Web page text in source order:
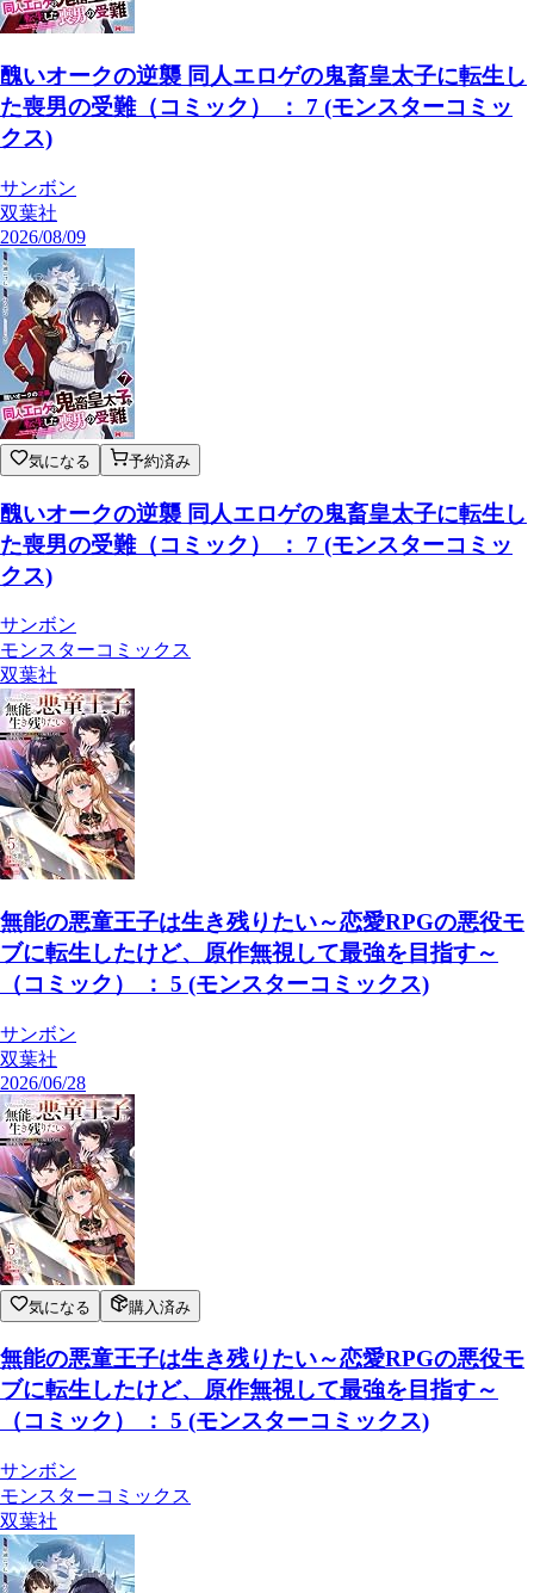
醜いオークの逆襲 同人エロゲの鬼畜皇太子に転生し
た喪男の受難（コミック） ： 7 (モンスターコミッ
クス)
サンボン
双葉社
2026/08/09
気になる 予約済み
醜いオークの逆襲 同人エロゲの鬼畜皇太子に転生し
た喪男の受難（コミック） ： 7 (モンスターコミッ
クス)
サンボン
モンスターコミックス
双葉社
無能の悪童王子は生き残りたい～恋愛RPGの悪役モ
ブに転生したけど、原作無視して最強を目指す～
（コミック） ： 5 (モンスターコミックス)
サンボン
双葉社
2026/06/28
気になる 購入済み
無能の悪童王子は生き残りたい～恋愛RPGの悪役モ
ブに転生したけど、原作無視して最強を目指す～
（コミック） ： 5 (モンスターコミックス)
サンボン
モンスターコミックス
双葉社